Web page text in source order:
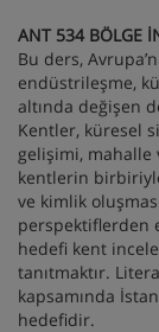
ANT 534 BÖLGE
Bu ders,
endüstrileşme,
altında değişen
Kentler, küresel
gelişimi, mahalle
kentlerin
ve kimlik
perspektiflerden
hedefi kent
tanıtmaktır.
kapsamında
hedefidir.